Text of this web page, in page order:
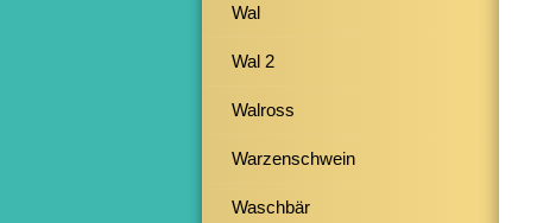
Wal
Wal 2
Walross
Warzenschwein
Waschbär